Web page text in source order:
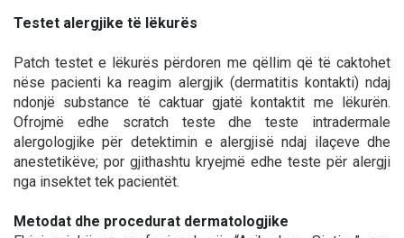
Testet alergjike të lëkurës
Patch testet e lëkurës përdoren me qëllim që të caktohet
nëse pacienti ka reagim alergjik (dermatitis kontakti) ndaj
ndonjë substance të caktuar gjatë kontaktit me lëkurën.
Ofrojmë edhe scratch teste dhe teste intradermale
alergologjike për detektimin e alergjisë ndaj ilaçeve dhe
anestetikëve; por gjithashtu kryejmë edhe teste për alergji
nga insektet tek pacientët.
Metodat dhe procedurat dermatologjike